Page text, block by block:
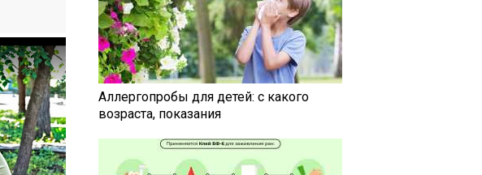
Аллергопробы для детей: с какого
возраста, показания